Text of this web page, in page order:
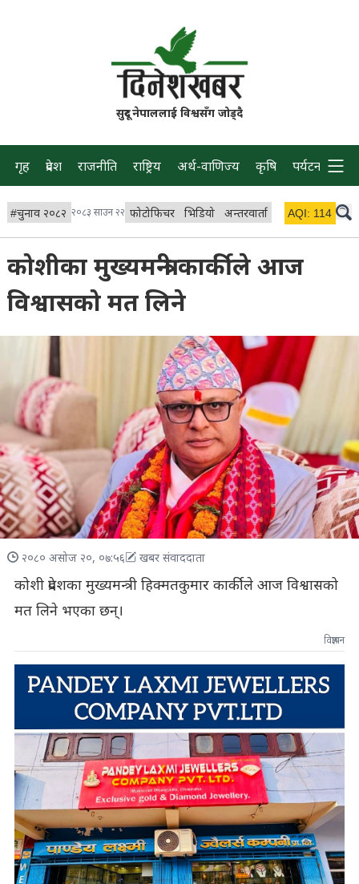
सुदूर नेपाललाई विश्वसँग जोड्दै
गृह प्रदेश राजनीति राष्ट्रिय अर्थ-वाणिज्य कृषि पर्यटन प्रवास
#चुनाव २०८२ २०८३ साउन २२ फोटोफिचर भिडियो अन्तरवार्ता विचार/ब्लग
AQI: 114
कोशीका मुख्यमन्त्री कार्कीले आज
विश्वासको मत लिने
२०८० असोज २०, ०७:५६ खबर संवाददाता
कोशी प्रदेशका मुख्यमन्त्री हिक्मतकुमार कार्कीले आज विश्वासको
मत लिने भएका छन्।
विज्ञापन